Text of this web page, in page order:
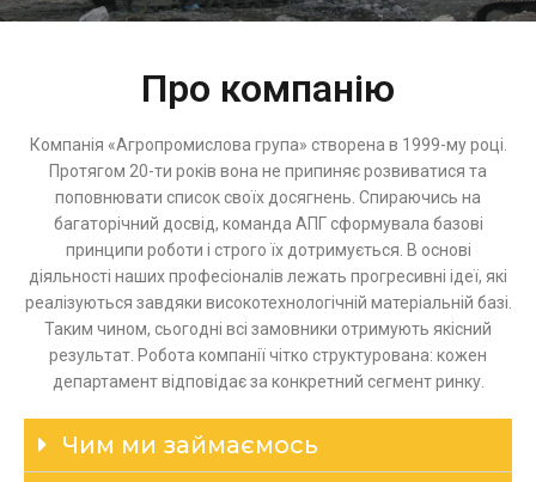
Про компанію
Компанія «Агропромислова група» створена в 1999-му році.
Протягом 20-ти років вона не припиняє розвиватися та
поповнювати список своїх досягнень. Спираючись на
багаторічний досвід, команда АПГ сформувала базові
принципи роботи і строго їх дотримується. В основі
діяльності наших професіоналів лежать прогресивні ідеї, які
реалізуються завдяки високотехнологічній матеріальній базі.
Таким чином, сьогодні всі замовники отримують якісний
результат. Робота компанії чітко структурована: кожен
департамент відповідає за конкретний сегмент ринку.
Чим ми займаємось